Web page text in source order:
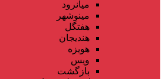
میانرود
مینوشهر
هفتگل
هندیجان
هویزه
ویس
بازگشت